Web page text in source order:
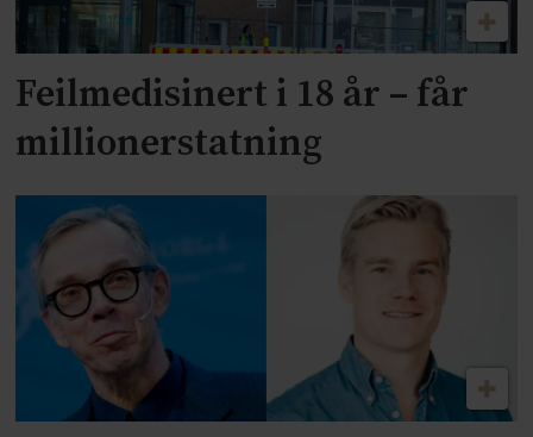
Feilmedisinert i 18 år – får
millionerstatning